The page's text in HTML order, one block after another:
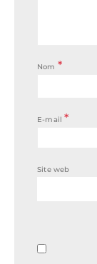
Nom *
E-mail*
Site web